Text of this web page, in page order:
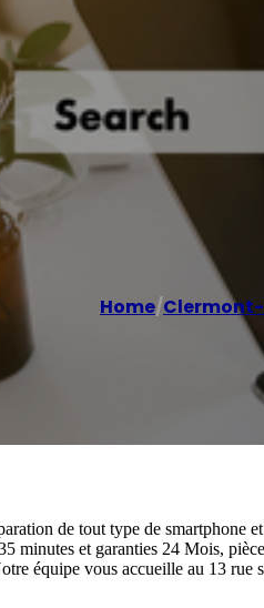
Home/
de tout type de smartphone
minutes et garanties 24 Mois,
équipe vous accueille au 13